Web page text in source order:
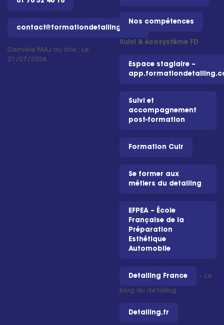
contact@formationdetailing.com
Dernière MAJ du site : Le
21/07/2026
Nos compétences
Suivi & écosystème FD
Espace stagiaire –
Suivi et
accompagnement
post-formation
Formation Cuir
Se former aux
métiers du detailing
EFPEA – École
Française de la
Préparation
Esthétique
Automobile
Detailing France – Le
blog du detailing
Detailing.fr